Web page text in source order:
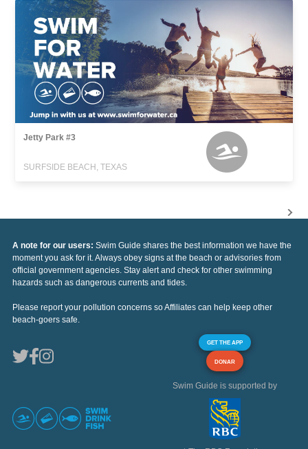
Jetty Park #3
SURFSIDE BEACH, TEXAS
A note for our users: Swim Guide shares the best information we have the
moment you ask for it. Always obey signs at the beach or advisories from
official government agencies. Stay alert and check for other swimming
hazards such as dangerous currents and tides.
Please report your pollution concerns so Affiliates can help keep other
beach-goers safe.
GET THE APP
DONAR
Swim Guide is supported by